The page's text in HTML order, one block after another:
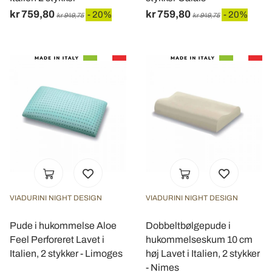
kr 759,80 kr 949,75 - 20% kr 759,80 kr 949,75 - 20%
VIADURINI NIGHT DESIGN
Pude i hukommelse Aloe
Feel Perforeret Lavet i
Italien, 2 stykker - Limoges
VIADURINI NIGHT DESIGN
Dobbeltbølgepude i
hukommelseskum 10 cm
høj Lavet i Italien, 2 stykker
- Nimes